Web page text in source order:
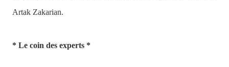
Artak Zakarian.
* Le coin des experts *